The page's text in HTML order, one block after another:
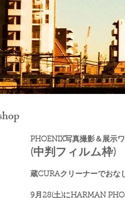
PHOENIX写真撮影＆展示
(中判フィルム枠)
蔵CURAクリーナーでおな
9月28(土)にHARMAN